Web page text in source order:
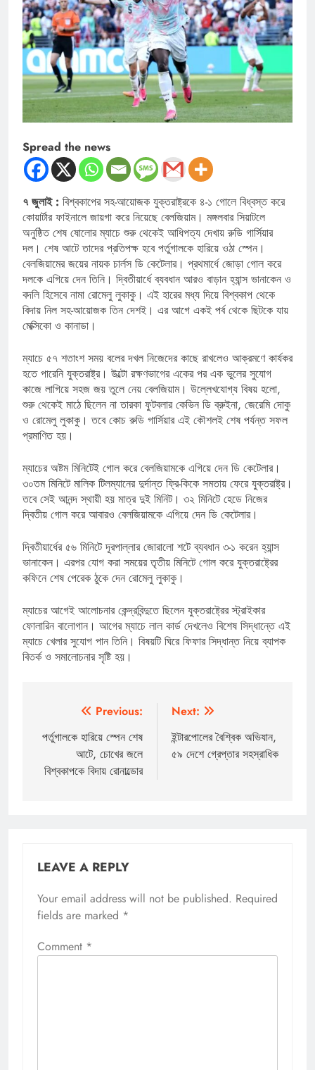
Spread the news
৭ জুলাই : বিশ্বকাপের সহ-আয়োজক যুক্তরাষ্ট্রকে ৪-১ গোলে বিধ্বস্ত করে
কোয়ার্টার ফাইনালে জায়গা করে নিয়েছে বেলজিয়াম। মঙ্গলবার সিয়াটলে
অনুষ্ঠিত শেষ ষোলোর ম্যাচে শুরু থেকেই আধিপত্য দেখায় রুডি গার্সিয়ার
দল। শেষ আটে তাদের প্রতিপক্ষ হবে পর্তুগালকে হারিয়ে ওঠা স্পেন।
বেলজিয়ামের জয়ের নায়ক চার্লস ডি কেটেলার। প্রথমার্ধে জোড়া গোল করে
দলকে এগিয়ে দেন তিনি। দ্বিতীয়ার্ধে ব্যবধান আরও বাড়ান হ্যান্স ভানাকেন ও
বদলি হিসেবে নামা রোমেলু লুকাকু। এই হারের মধ্য দিয়ে বিশ্বকাপ থেকে
বিদায় নিল সহ-আয়োজক তিন দেশই। এর আগে একই পর্ব থেকে ছিটকে যায়
মেক্সিকো ও কানাডা।
ম্যাচে ৫৭ শতাংশ সময় বলের দখল নিজেদের কাছে রাখলেও আক্রমণে কার্যকর
হতে পারেনি যুক্তরাষ্ট্র। উল্টো রক্ষণভাগের একের পর এক ভুলের সুযোগ
কাজে লাগিয়ে সহজ জয় তুলে নেয় বেলজিয়াম। উল্লেখযোগ্য বিষয় হলো,
শুরু থেকেই মাঠে ছিলেন না তারকা ফুটবলার কেভিন ডি ব্রুইনা, জেরেমি দোকু
ও রোমেলু লুকাকু। তবে কোচ রুডি গার্সিয়ার এই কৌশলই শেষ পর্যন্ত সফল
প্রমাণিত হয়।
ম্যাচের অষ্টম মিনিটেই গোল করে বেলজিয়ামকে এগিয়ে দেন ডি কেটেলার।
৩০তম মিনিটে মালিক টিলম্যানের দুর্দান্ত ফ্রি-কিকে সমতায় ফেরে যুক্তরাষ্ট্র।
তবে সেই আনন্দ স্থায়ী হয় মাত্র দুই মিনিট। ৩২ মিনিটে হেডে নিজের
দ্বিতীয় গোল করে আবারও বেলজিয়ামকে এগিয়ে দেন ডি কেটেলার।
দ্বিতীয়ার্ধের ৫৬ মিনিটে দূরপাল্লার জোরালো শটে ব্যবধান ৩-১ করেন হ্যান্স
ভানাকেন। এরপর যোগ করা সময়ের তৃতীয় মিনিটে গোল করে যুক্তরাষ্ট্রের
কফিনে শেষ পেরেক ঠুকে দেন রোমেলু লুকাকু।
ম্যাচের আগেই আলোচনার কেন্দ্রবিন্দুতে ছিলেন যুক্তরাষ্ট্রের স্ট্রাইকার
ফোলারিন বালোগান। আগের ম্যাচে লাল কার্ড দেখলেও বিশেষ সিদ্ধান্তে এই
ম্যাচে খেলার সুযোগ পান তিনি। বিষয়টি ঘিরে ফিফার সিদ্ধান্ত নিয়ে ব্যাপক
বিতর্ক ও সমালোচনার সৃষ্টি হয়।
navigation
Previous:
পর্তুগালকে হারিয়ে স্পেন শেষ
আটে, চোখের জলে
বিশ্বকাপকে বিদায় রোনাল্ডোর
Next:
ইন্টারপোলের বৈশ্বিক অভিযান,
৫৯ দেশে গ্রেপ্তার সহস্রাধিক
LEAVE A REPLY
Your email address will not be published. Required
fields are marked *
Comment *